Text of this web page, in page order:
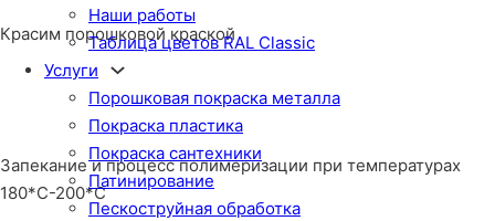
Наши работы
Таблица цветов RAL Classic
Услуги
Порошковая покраска металла
Покраска пластика
Покраска сантехники
Патинирование
Пескоструйная обработка
Красим порошковой краской
Запекание и процесс полимеризации при температурах
180*С-200*С